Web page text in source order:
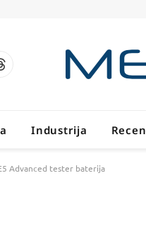
Industrija
Advanced tester baterija